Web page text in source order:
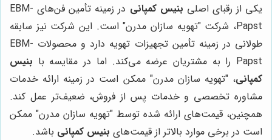
یکی از رقبای اصلی بنیس کمپانی
در زمینه تأمین فن‌های EBM-
Papst، شرکت "تهویه سازان مدرن" است. این شرکت نیز سابقه
طولانی در زمینه تأمین تجهیزات تهویه دارد و محصولات EBM-
Papst را به مشتریان عرضه می‌کند. اما در مقایسه با
بنیس
کمپانی، "تهویه سازان مدرن" ممکن است در زمینه ارائه خدمات
مشاوره تخصصی و خدمات پس از فروش، ضعیف‌تر عمل کند.
همچنین، قیمت‌های ارائه شده توسط "تهویه سازان مدرن" ممکن
است در برخی موارد بالاتر از قیمت‌های بنیس کمپانی باشد.